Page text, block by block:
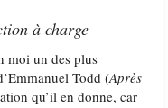
à charge
moi un des plus
Todd (Après
qu’il en donne, car